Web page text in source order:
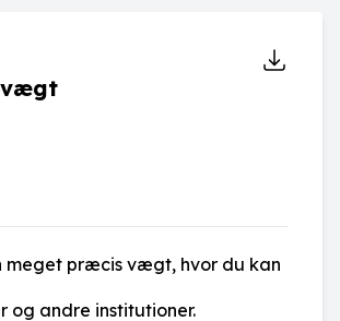
meget præcis vægt, hvor du kan
og andre institutioner.